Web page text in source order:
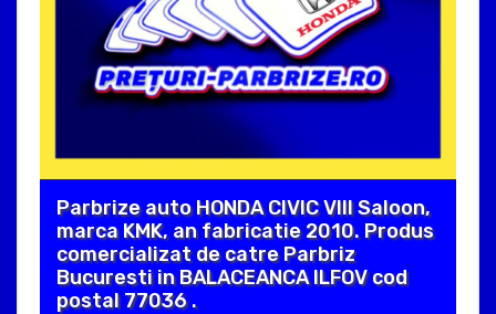
Parbrize auto HONDA CIVIC VIII Saloon,
marca KMK, an fabricatie 2010. Produs
comercializat de catre Parbriz
Bucuresti in BALACEANCA ILFOV cod
postal 77036 .